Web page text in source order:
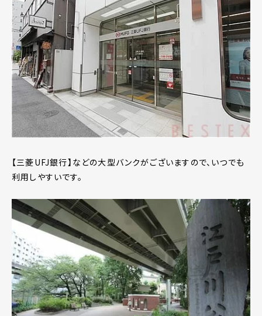
【三菱UFJ銀行】などの大型バンクがございますので、いつでも
利用しやすいです。